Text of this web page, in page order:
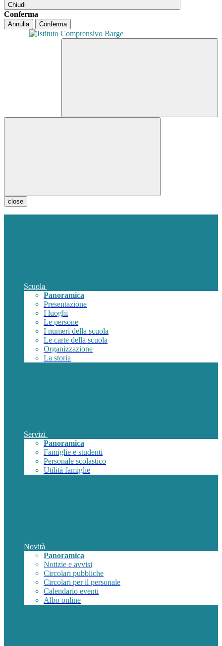
Chiudi
Conferma
Annulla Conferma
close
Scuola
Panoramica
Presentazione
I luoghi
Le persone
I numeri della scuola
Le carte della scuola
Organizzazione
La storia
Servizi
Panoramica
Famiglie e studenti
Personale scolastico
Utilità famiglie
Novità
Panoramica
Notizie e avvisi
Circolari pubbliche
Circolari per il personale
Calendario eventi
Albo online